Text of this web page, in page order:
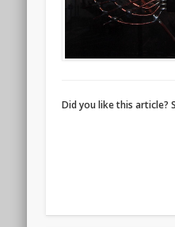
Did you like this article?